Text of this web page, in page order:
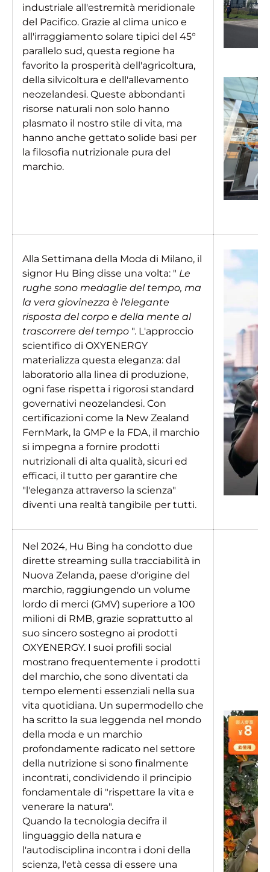
industriale all'estremità meridionale
del Pacifico. Grazie al clima unico e
all'irraggiamento solare tipici del 45°
parallelo sud, questa regione ha
favorito la prosperità dell'agricoltura,
della silvicoltura e dell'allevamento
neozelandesi. Queste abbondanti
risorse naturali non solo hanno
plasmato il nostro stile di vita, ma
hanno anche gettato solide basi per
la filosofia nutrizionale pura del
marchio.
Alla Settimana della Moda di Milano, il
signor Hu Bing disse una volta: " Le
rughe sono medaglie del tempo, ma
la vera giovinezza è l'elegante
risposta del corpo e della mente al
trascorrere del tempo ". L'approccio
scientifico di OXYENERGY
materializza questa eleganza: dal
laboratorio alla linea di produzione,
ogni fase rispetta i rigorosi standard
governativi neozelandesi. Con
certificazioni come la New Zealand
FernMark, la GMP e la FDA, il marchio
si impegna a fornire prodotti
nutrizionali di alta qualità, sicuri ed
efficaci, il tutto per garantire che
"l'eleganza attraverso la scienza"
diventi una realtà tangibile per tutti.
Nel 2024, Hu Bing ha condotto due
dirette streaming sulla tracciabilità in
Nuova Zelanda, paese d'origine del
marchio, raggiungendo un volume
lordo di merci (GMV) superiore a 100
milioni di RMB, grazie soprattutto al
suo sincero sostegno ai prodotti
OXYENERGY. I suoi profili social
mostrano frequentemente i prodotti
del marchio, che sono diventati da
tempo elementi essenziali nella sua
vita quotidiana. Un supermodello che
ha scritto la sua leggenda nel mondo
della moda e un marchio
profondamente radicato nel settore
della nutrizione si sono finalmente
incontrati, condividendo il principio
fondamentale di "rispettare la vita e
venerare la natura".
Quando la tecnologia decifra il
linguaggio della natura e
l'autodisciplina incontra i doni della
scienza, l'età cessa di essere una
We detected you're in Ohio, United States.
We don't ship toUnited States. Please select your
shipping country
Ship to
Italian
Currency
United States Dollar
SHOP NOW